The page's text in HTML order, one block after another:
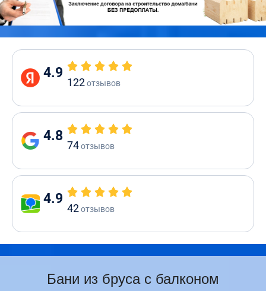
4.9
122отзывов
4.8
74отзывов
4.9
42отзывов
Бани из бруса с балконом